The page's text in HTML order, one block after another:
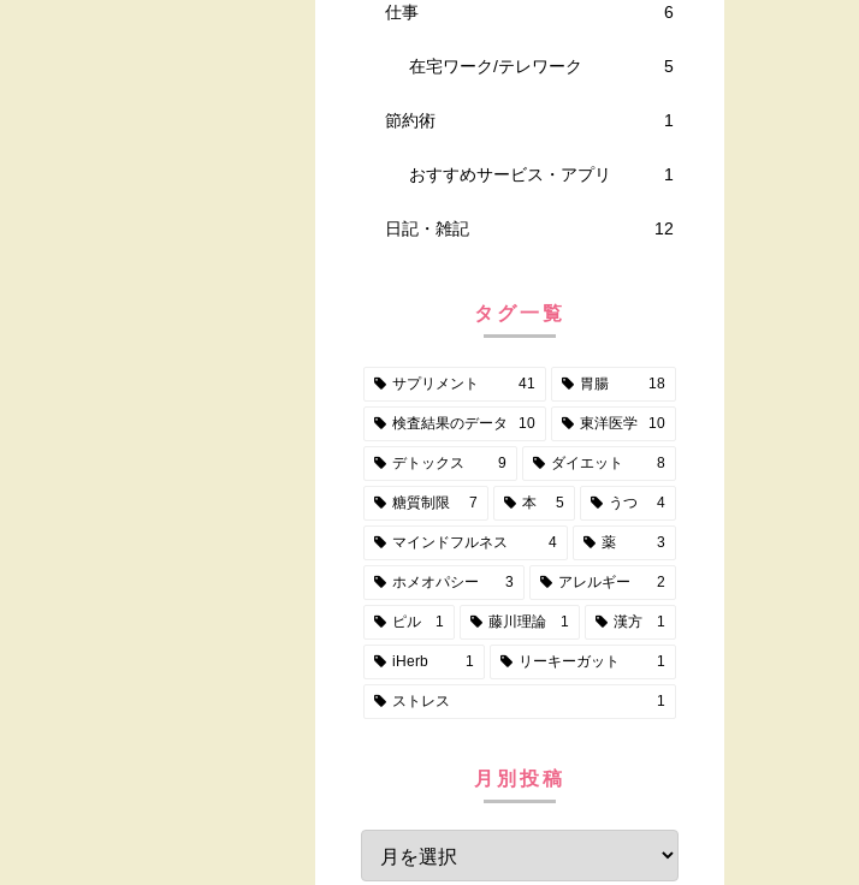
仕事 6
在宅ワーク/テレワーク 5
節約術 1
おすすめサービス・アプリ 1
日記・雑記 12
タグ一覧
サプリメント 41 胃腸 18
検査結果のデータ 10 東洋医学 10
デトックス 9 ダイエット 8
糖質制限 7 本 5 うつ 4
マインドフルネス 4 薬 3
ホメオパシー 3 アレルギー 2
ピル 1 藤川理論 1 漢方 1
iHerb 1 リーキーガット 1
ストレス 1
月別投稿